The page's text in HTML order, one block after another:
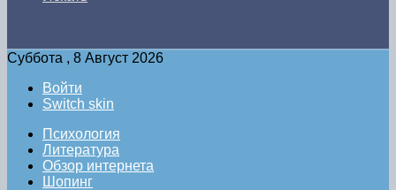
Суббота , 8 Август 2026
Войти
Switch skin
Психология
Литература
Обзор интернета
Шопинг